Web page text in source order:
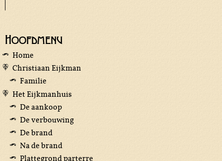
Hoofdmenu
Home
Christiaan Eijkman
Familie
Het Eijkmanhuis
De aankoop
De verbouwing
De brand
Na de brand
Plattegrond parterre